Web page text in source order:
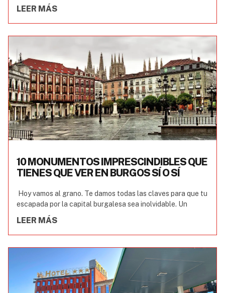
LEER MÁS
10 MONUMENTOS IMPRESCINDIBLES QUE
TIENES QUE VER EN BURGOS SÍ O SÍ
Hoy vamos al grano. Te damos todas las claves para que tu
escapada por la capital burgalesa sea inolvidable. Un
LEER MÁS